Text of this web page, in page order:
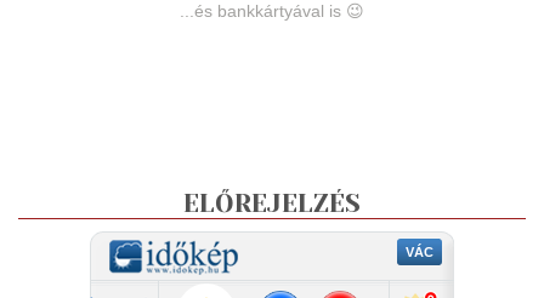
...és bankkártyával is 😉
ELŐREJELZÉS